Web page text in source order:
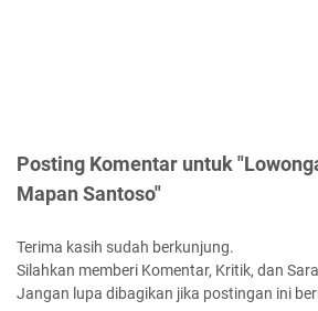
Posting Komentar untuk
Mapan Santoso"
Terima kasih sudah berkunjung.
Silahkan memberi Komentar, Kritik, dan
Jangan lupa dibagikan jika postingan ini